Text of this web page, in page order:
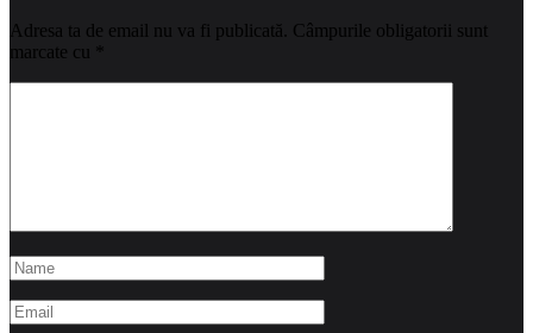
Adresa ta de email nu va fi publicată. Câmpurile obligatorii sunt
marcate cu